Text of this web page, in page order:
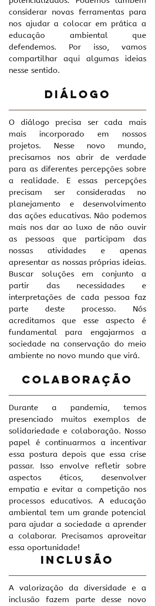
considerar novas ferramentas para
nos ajudar a colocar em prática a
educação ambiental que
defendemos. Por isso, vamos
compartilhar aqui algumas ideias
nesse sentido.
Diálogo
O diálogo precisa ser cada mais
mais incorporado em nossos
projetos. Nesse novo mundo,
precisamos nos abrir de verdade
para as diferentes percepções sobre
a realidade. E essas percepções
precisam ser consideradas no
planejamento e desenvolvimento
das ações educativas. Não podemos
mais nos dar ao luxo de não ouvir
as pessoas que participam das
nossas atividades e apenas
apresentar as nossas próprias ideias.
Buscar soluções em conjunto a
partir das necessidades e
interpretações de cada pessoa faz
parte deste processo. Nós
acreditamos que esse aspecto é
fundamental para engajarmos a
sociedade na conservação do meio
ambiente no novo mundo que virá.
Colaboração
Durante a pandemia, temos
presenciado muitos exemplos de
solidariedade e colaboração. Nosso
papel é continuarmos a incentivar
essa postura depois que essa crise
passar. Isso envolve refletir sobre
aspectos éticos, desenvolver
empatia e evitar a competição nos
processos educativos. A educação
ambiental tem um grande potencial
para ajudar a sociedade a aprender
a colaborar. Precisamos aproveitar
essa oportunidade!
Inclusão
A valorização da diversidade e a
inclusão fazem parte desse novo